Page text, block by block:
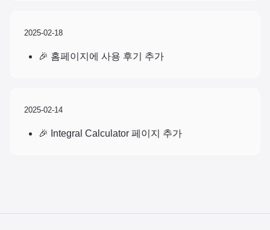
2025-02-18
🎉 홈페이지에 사용 후기 추가
2025-02-14
🎉 Integral Calculator 페이지 추가